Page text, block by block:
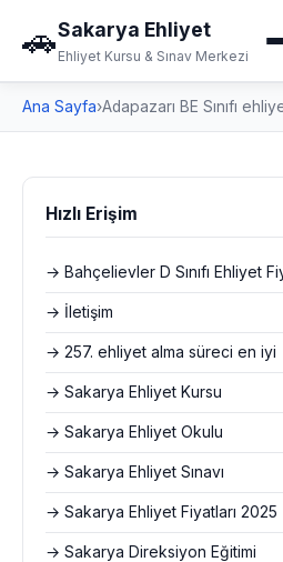
🚗Sakarya Ehliyet
Ehliyet Kursu & Sınav Merkezi
Ana Sayfa›Adapazarı BE Sınıfı
Hızlı Erişim
→ Bahçelievler D Sınıfı Ehliyet
→ İletişim
→ 257. ehliyet alma süreci en iyi
→ Sakarya Ehliyet Kursu
→ Sakarya Ehliyet Okulu
→ Sakarya Ehliyet Sınavı
→ Sakarya Ehliyet Fiyatları 2025
→ Sakarya Direksiyon Eğitimi